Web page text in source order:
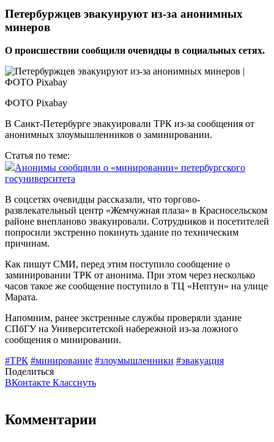
Петербуржцев эвакуируют из-за анонимных
минеров
О происшествии сообщили очевидцы в социальных сетях.
ФОТО Pixabay
В Санкт-Петербурге эвакуировали ТРК из-за сообщения от
анонимных злоумышленников о заминировании.
Статья по теме:
Анонимы сообщили о «минировании» петербургского
госуниверситета
В соцсетях очевидцы рассказали, что торгово-
развлекательный центр «Жемчужная плаза» в Красносельском
районе внепланово эвакуировали. Сотрудников и посетителей
попросили экстренно покинуть здание по техническим
причинам.
Как пишут СМИ, перед этим поступило сообщение о
заминировании ТРК от анонима. При этом через несколько
часов такое же сообщение поступило в ТЦ «Нептун» на улице
Марата.
Напомним, ранее экстренные службы проверяли здание
СПбГУ на Университетской набережной из-за ложного
сообщения о минировании.
#ТРК #минирование #злоумышленники #эвакуация
Поделиться
ВКонтакте Класснуть
Комментарии